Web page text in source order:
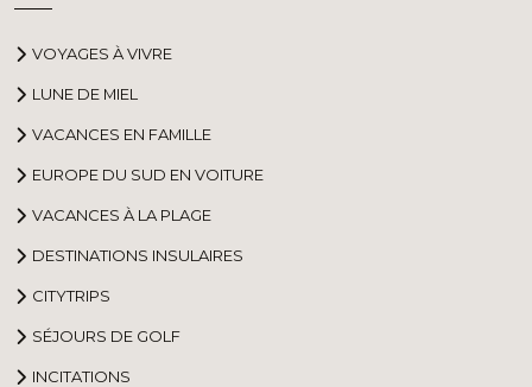
VOYAGES À VIVRE
LUNE DE MIEL
VACANCES EN FAMILLE
EUROPE DU SUD EN VOITURE
VACANCES À LA PLAGE
DESTINATIONS INSULAIRES
CITYTRIPS
SÉJOURS DE GOLF
INCITATIONS